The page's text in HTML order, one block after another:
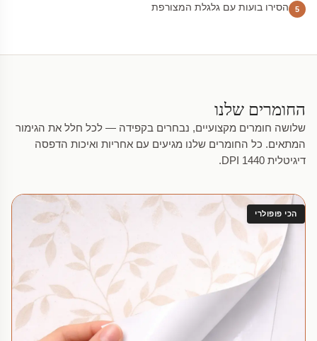
5 הסירו בועות עם גלגלת המצורפת
החומרים שלנו
שלושה חומרים מקצועיים, נבחרים בקפידה — לכל חלל את הגימור
המתאים. כל החומרים שלנו מגיעים עם אחריות ואיכות הדפסה
דיגיטלית 1440 DPI.
הכי פופולרי